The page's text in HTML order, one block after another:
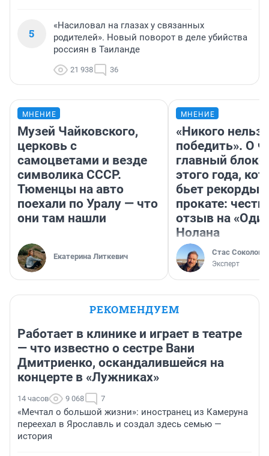
5
«Насиловал на глазах у связанных
родителей». Новый поворот в деле убийства
россиян в Таиланде
21 938 36
МНЕНИЕ
Музей Чайковского,
церковь с
самоцветами и везде
символика СССР.
Тюменцы на авто
поехали по Уралу — что
они там нашли
Екатерина Литкевич
МНЕНИЕ
«Никого нельзя
победить». О
главный
этого года,
бьет рекорды в
прокате:
отзыв на
Нолана
Стас Соколов
Эксперт
РЕКОМЕНДУЕМ
Работает в клинике и играет в театре
— что известно о сестре Вани
Дмитриенко, оскандалившейся на
концерте в «Лужниках»
14 часов 9 068 7
«Мечтал о большой жизни»: иностранец из Камеруна
переехал в Ярославль и создал здесь семью —
история